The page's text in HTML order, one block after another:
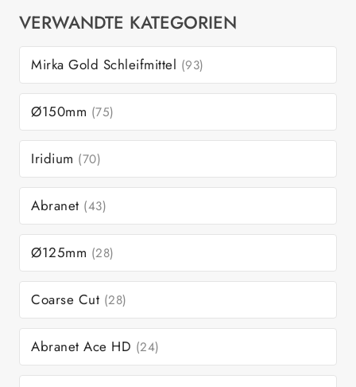
VERWANDTE KATEGORIEN
Mirka Gold Schleifmittel (93)
Ø150mm (75)
Iridium (70)
Abranet (43)
Ø125mm (28)
Coarse Cut (28)
Abranet Ace HD (24)